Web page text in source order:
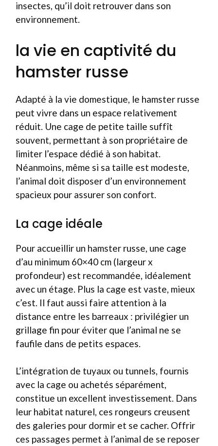
insectes, qu’il doit retrouver dans son
environnement.
la vie en captivité du
hamster russe
Adapté à la vie domestique, le hamster russe
peut vivre dans un espace relativement
réduit. Une cage de petite taille suffît
souvent, permettant à son propriétaire de
limiter l’espace dédié à son habitat.
Néanmoins, même si sa taille est modeste,
l’animal doit disposer d’un environnement
spacieux pour assurer son confort.
La cage idéale
Pour accueillir un hamster russe, une cage
d’au minimum 60×40 cm (largeur x
profondeur) est recommandée, idéalement
avec un étage. Plus la cage est vaste, mieux
c’est. Il faut aussi faire attention à la
distance entre les barreaux : privilégier un
grillage fin pour éviter que l’animal ne se
faufile dans de petits espaces.
L’intégration de tuyaux ou tunnels, fournis
avec la cage ou achetés séparément,
constitue un excellent investissement. Dans
leur habitat naturel, ces rongeurs creusent
des galeries pour dormir et se cacher. Offrir
ces passages permet à l’animal de se reposer